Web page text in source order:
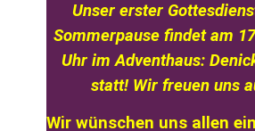
Unser erster
Sommerpause findet am
Uhr im Adventhaus:
statt! Wir freuen uns
Wir wünschen uns allen